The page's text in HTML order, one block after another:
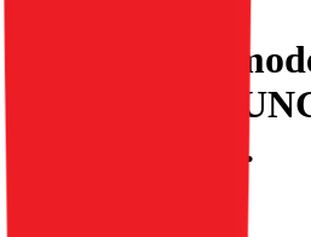
Kryt ROAR,
telefon
barva červená.